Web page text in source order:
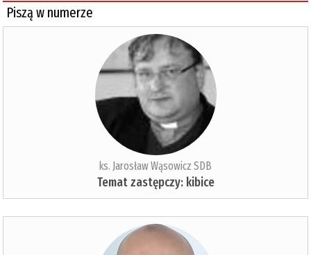
Piszą w numerze
ks. Jarosław Wąsowicz SDB
Temat zastępczy: kibice